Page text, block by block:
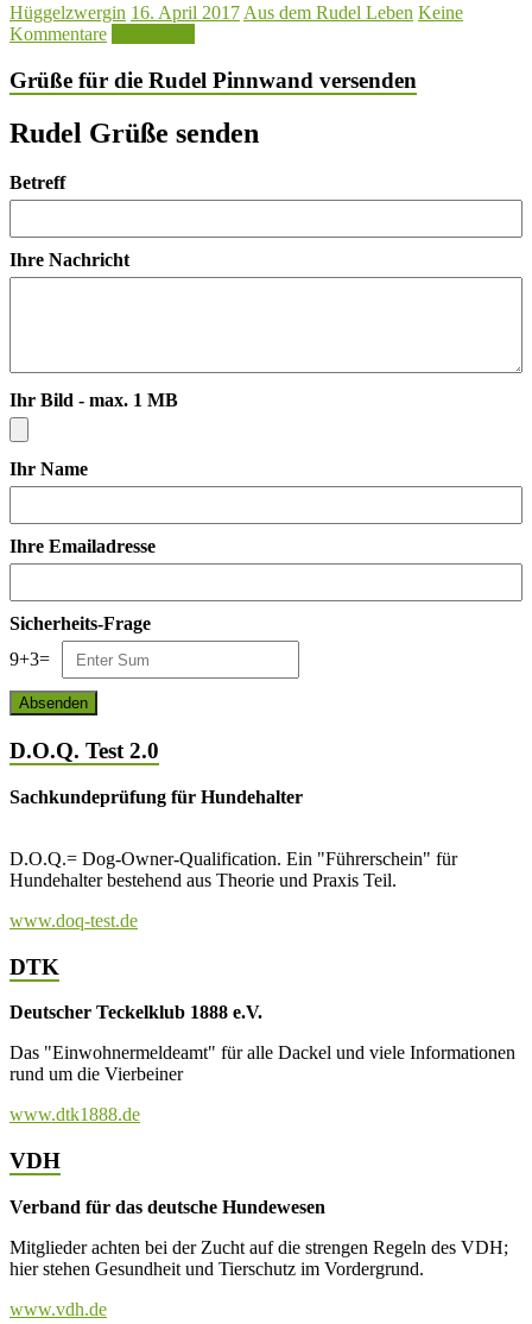
Hüggelzwergin 16. April 2017 Aus dem Rudel Leben Keine
Kommentare
Grüße für die Rudel Pinnwand versenden
Rudel Grüße senden
Betreff
Ihre Nachricht
Ihr Bild - max. 1 MB
Ihr Name
Ihre Emailadresse
Sicherheits-Frage
9+3=
D.O.Q. Test 2.0
Sachkundeprüfung für Hundehalter
D.O.Q.= Dog-Owner-Qualification. Ein "Führerschein" für
Hundehalter bestehend aus Theorie und Praxis Teil.
www.doq-test.de
DTK
Deutscher Teckelklub 1888 e.V.
Das "Einwohnermeldeamt" für alle Dackel und viele Informationen
rund um die Vierbeiner
www.dtk1888.de
VDH
Verband für das deutsche Hundewesen
Mitglieder achten bei der Zucht auf die strengen Regeln des VDH;
hier stehen Gesundheit und Tierschutz im Vordergrund.
www.vdh.de